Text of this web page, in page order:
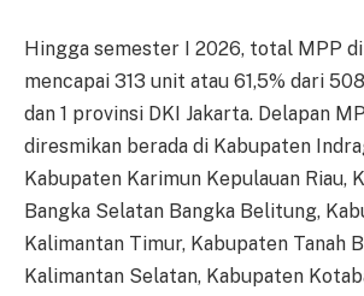
Hingga semester I 2026, total MPP
mencapai 313 unit atau 61,5% dari
dan 1 provinsi DKI Jakarta. Delapan
diresmikan berada di Kabupaten
Kabupaten Karimun Kepulauan Riau,
Bangka Selatan Bangka Belitung,
Kalimantan Timur, Kabupaten Tanah
Kalimantan Selatan, Kabupaten